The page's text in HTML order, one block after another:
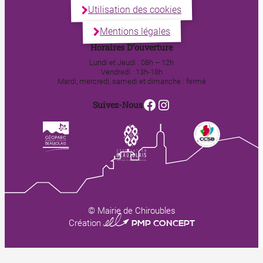
Utilisation des cookies
Mentions légales
Horaires D’ouverture
Lundi et Jeudi : 08h – 12h
Vendredi : 13h-18h
Mardi, mercredi, samedi et dimanche : fermé
Suivez-NousFacebook
Instagram
© Mairie de Chiroubles
Création 0123 PMP CONCEPT